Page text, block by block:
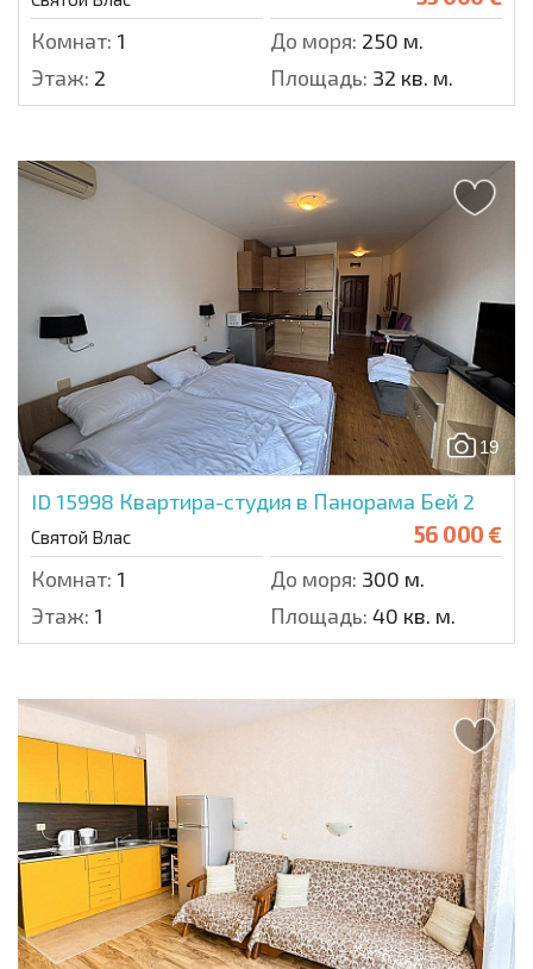
Комнат: 1 До моря: 250 м.
Этаж: 2 Площадь: 32 кв. м.
19
ID 15998 Квартира-студия в Панорама Бей 2
Святой Влас 56 000 €
Комнат: 1 До моря: 300 м.
Этаж: 1 Площадь: 40 кв. м.